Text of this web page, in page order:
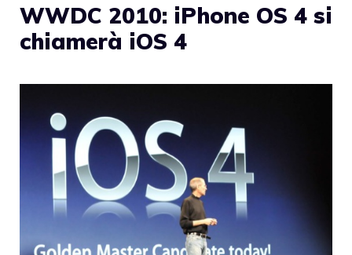
WWDC 2010: iPhone OS 4 si
chiamerà iOS 4